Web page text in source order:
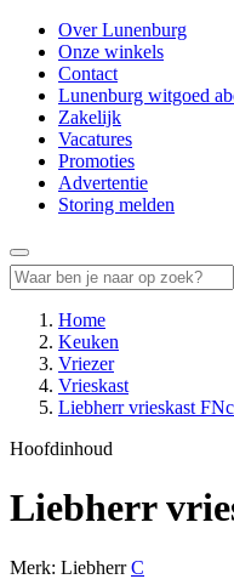
Over Lunenburg
Onze winkels
Contact
Lunenburg witgoed
Zakelijk
Vacatures
Promoties
Advertentie
Storing melden
Home
Keuken
Vriezer
Vrieskast
Liebherr vrieskast
Hoofdinhoud
Liebherr
Merk: Liebherr C